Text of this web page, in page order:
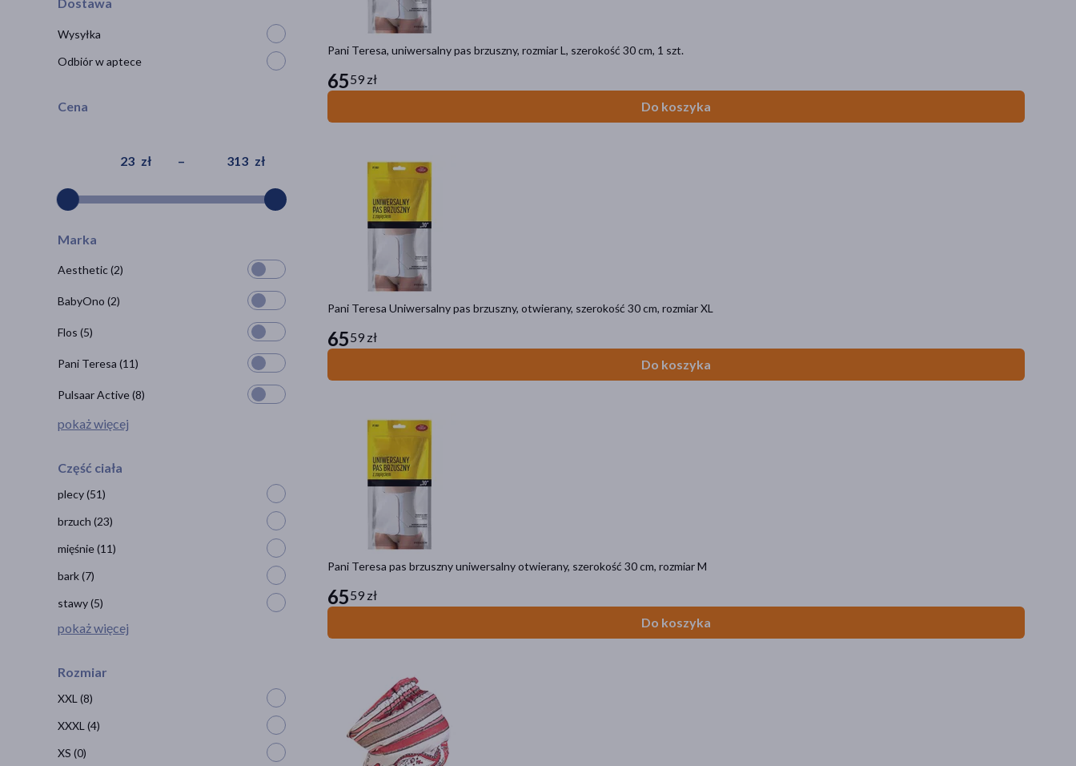
Pani Teresa, uniwersalny pas brzuszny, rozmiar L, szerokość 30 cm, 1 szt.
6559 zł
Do koszyka
Pani Teresa Uniwersalny pas brzuszny, otwierany, szerokość 30 cm, rozmiar XL
6559 zł
Do koszyka
Pani Teresa pas brzuszny uniwersalny otwierany, szerokość 30 cm, rozmiar M
6559 zł
Do koszyka
Wysyłka
Odbiór w aptece
Cena
zł – zł
Marka
Aesthetic(2)
BabyOno (2)
Flos (5)
Pani Teresa (11)
Pulsaar Active(8)
pokaż więcej
Część ciała
plecy(51)
brzuch (23)
mięśnie(11)
bark(7)
stawy(5)
pokaż więcej
Rozmiar
XXL (8)
XXXL (4)
XS (0)